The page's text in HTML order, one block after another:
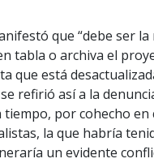
que “debe ser la
tabla o archiva el
que está
refirió así a la
por cohecho en
la que habría
un evidente